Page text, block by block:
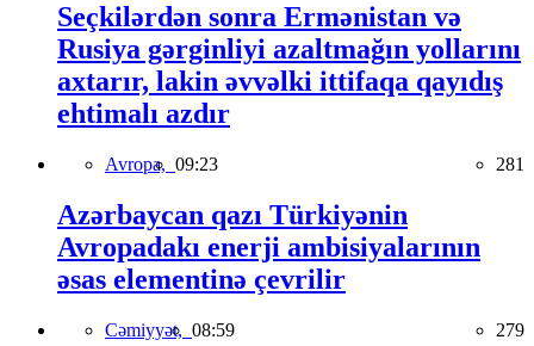
Seçkilərdən sonra Ermənistan və
Rusiya gərginliyi azaltmağın yollarını
axtarır, lakin əvvəlki ittifaqa qayıdış
ehtimalı azdır
Avropa, 09:23 281
Azərbaycan qazı Türkiyənin
Avropadakı enerji ambisiyalarının
əsas elementinə çevrilir
Cəmiyyət, 08:59 279